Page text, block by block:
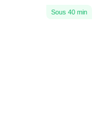
Sous 40 min